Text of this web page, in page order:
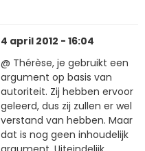
4 april 2012 - 16:04
@ Thérèse, je gebruikt een
argument op basis van
autoriteit. Zij hebben ervoor
geleerd, dus zij zullen er wel
verstand van hebben. Maar
dat is nog geen inhoudelijk